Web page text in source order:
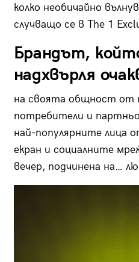
колко необичайно
случващо се в The 1
Брандът,
надхвърля
на своята общност от
потребители и
най-популярните лица
екран и социалните
вечер, подчинена на…